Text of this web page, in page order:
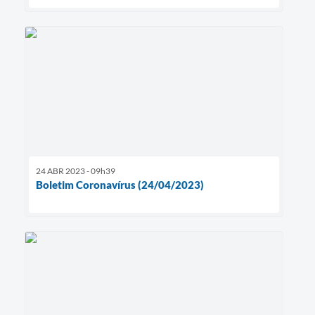
24 ABR 2023 - 09h39
Boletim Coronavírus (24/04/2023)